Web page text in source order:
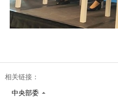
相关链接：
中央部委